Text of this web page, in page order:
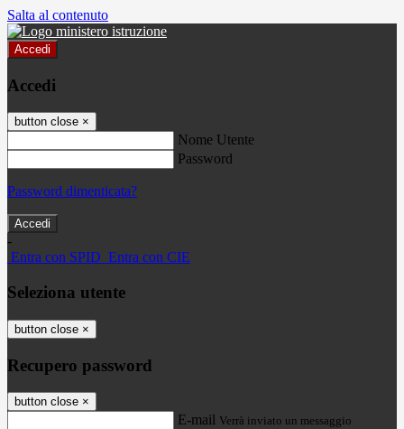
Salta al contenuto
Accedi
Accedi
button close ×
Nome Utente
Password
Password dimenticata?
-
Entra con SPID Entra con CIE
Seleziona utente
button close ×
Recupero password
button close ×
E-mail Verrà inviato un messaggio